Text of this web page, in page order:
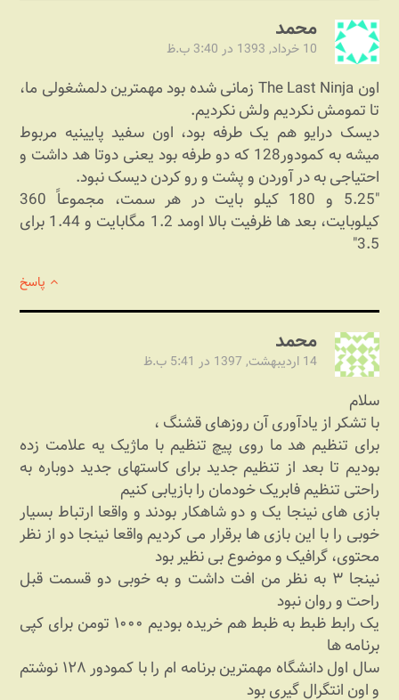
محمد
10 خرداد, 1393 در 3:40 ب.ظ
اون The Last Ninja زمانی شده بود مهمترین دلمشغولی ما،
تا تمومش نکردیم ولش نکردیم.
دیسک درایو هم یک طرفه بود، اون سفید پایینیه مربوط
میشه به کمودور128 که دو طرفه بود یعنی دوتا هد داشت و
احتیاجی به در آوردن و پشت و رو کردن دیسک نبود.
5.25″ و 180 کیلو بایت در هر سمت، مجموعاً 360
کیلوبایت، بعد ها ظرفیت بالا اومد 1.2 مگابایت و 1.44 برای
3.5″
پاسخ
محمد
14 اردیبهشت, 1397 در 5:41 ب.ظ
سلام
با تشکر از یادآوری آن روزهای قشنگ ،
برای تنظیم هد ما روی پیچ تنظیم با ماژیک یه علامت زده
بودیم تا بعد از تنظیم جدید برای کاستهای جدید دوباره به
راحتی تنظیم فابریک خودمان را بازیابی کنیم
بازی های نینجا یک و دو شاهکار بودند و واقعا ارتباط بسیار
خوبی را با این بازی ها برقرار می کردیم واقعا نینجا دو از نظر
محتوی، گرافیک و موضوع بی نظیر بود
نینجا ۳ به نظر من افت داشت و به خوبی دو قسمت قبل
راحت و روان نبود
یک رابط ظبط به ظبط هم خریده بودیم ۱۰۰۰ تومن برای کپی
برنامه ها
سال اول دانشگاه مهمترین برنامه ام را با کمودور ۱۲۸ نوشتم
و اون انتگرال گیری بود